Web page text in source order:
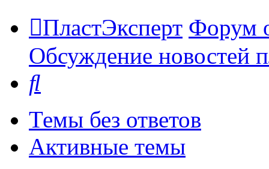
ПластЭксперт Форум
Обсуждение новостей
Темы без ответов
Активные темы